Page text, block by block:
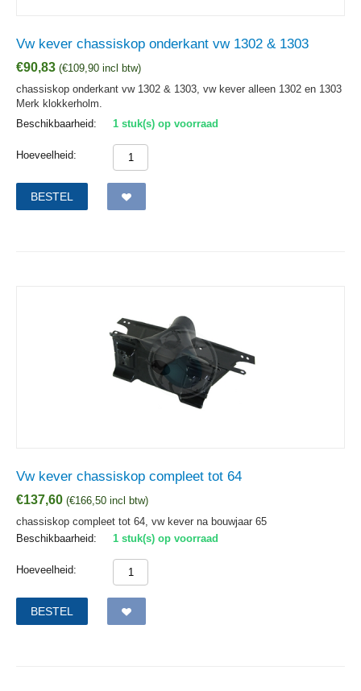
Vw kever chassiskop onderkant vw 1302 & 1303
€90,83 (€109,90 incl btw)
chassiskop onderkant vw 1302 & 1303, vw kever alleen 1302 en 1303
Merk klokkerholm.
Beschikbaarheid:
1 stuk(s) op voorraad
Hoeveelheid:
BESTEL
Vw kever chassiskop compleet tot 64
€137,60 (€166,50 incl btw)
chassiskop compleet tot 64, vw kever na bouwjaar 65
Beschikbaarheid:
1 stuk(s) op voorraad
Hoeveelheid:
BESTEL